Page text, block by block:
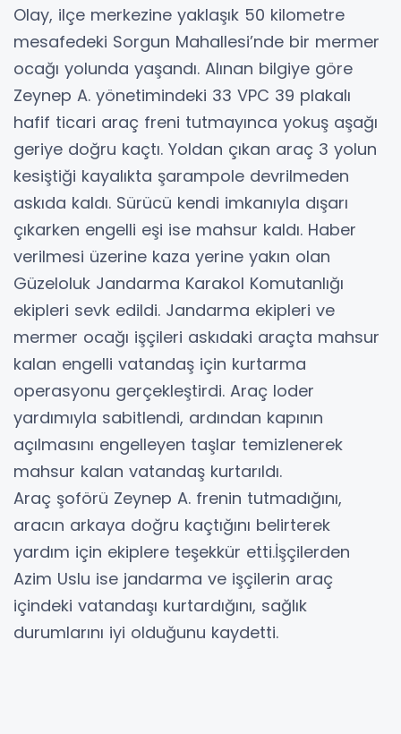
Olay, ilçe merkezine yaklaşık 50 kilometre
mesafedeki Sorgun Mahallesi’nde bir mermer
ocağı yolunda yaşandı. Alınan bilgiye göre
Zeynep A. yönetimindeki 33 VPC 39 plakalı
hafif ticari araç freni tutmayınca yokuş aşağı
geriye doğru kaçtı. Yoldan çıkan araç 3 yolun
kesiştiği kayalıkta şarampole devrilmeden
askıda kaldı. Sürücü kendi imkanıyla dışarı
çıkarken engelli eşi ise mahsur kaldı. Haber
verilmesi üzerine kaza yerine yakın olan
Güzeloluk Jandarma Karakol Komutanlığı
ekipleri sevk edildi. Jandarma ekipleri ve
mermer ocağı işçileri askıdaki araçta mahsur
kalan engelli vatandaş için kurtarma
operasyonu gerçekleştirdi. Araç loder
yardımıyla sabitlendi, ardından kapının
açılmasını engelleyen taşlar temizlenerek
mahsur kalan vatandaş kurtarıldı.
Araç şoförü Zeynep A. frenin tutmadığını,
aracın arkaya doğru kaçtığını belirterek
yardım için ekiplere teşekkür etti.İşçilerden
Azim Uslu ise jandarma ve işçilerin araç
içindeki vatandaşı kurtardığını, sağlık
durumlarını iyi olduğunu kaydetti.